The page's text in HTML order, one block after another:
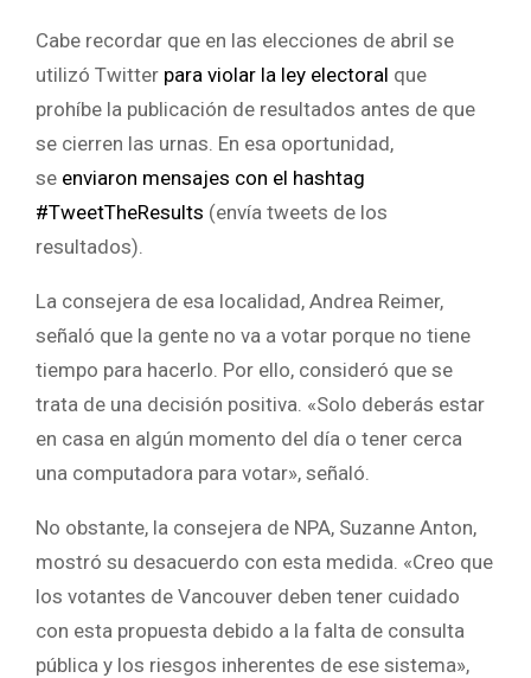
Cabe recordar que en las elecciones de abril se
utilizó Twitter para violar la ley electoral que
prohíbe la publicación de resultados antes de que
se cierren las urnas. En esa oportunidad,
se enviaron mensajes con el hashtag
#TweetTheResults (envía tweets de los
resultados).
La consejera de esa localidad, Andrea Reimer,
señaló que la gente no va a votar porque no tiene
tiempo para hacerlo. Por ello, consideró que se
trata de una decisión positiva. «Solo deberás estar
en casa en algún momento del día o tener cerca
una computadora para votar», señaló.
No obstante, la consejera de NPA, Suzanne Anton,
mostró su desacuerdo con esta medida. «Creo que
los votantes de Vancouver deben tener cuidado
con esta propuesta debido a la falta de consulta
pública y los riesgos inherentes de ese sistema»,